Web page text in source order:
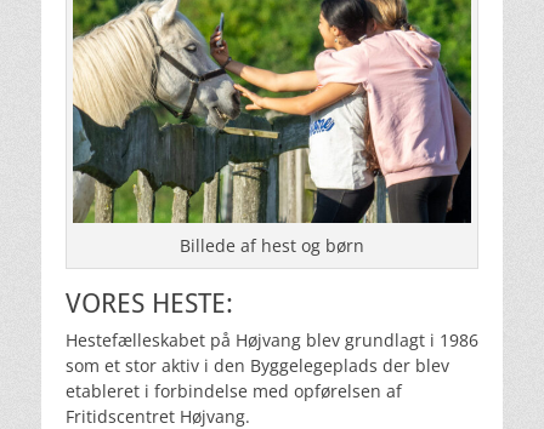
Billede af hest og børn
VORES HESTE:
Hestefælleskabet på Højvang blev grundlagt i 1986
som et stor aktiv i den Byggelegeplads der blev
etableret i forbindelse med opførelsen af
Fritidscentret Højvang.